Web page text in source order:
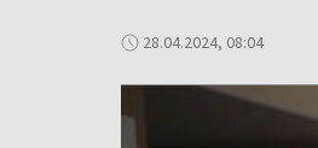
28.04.2024, 08:04